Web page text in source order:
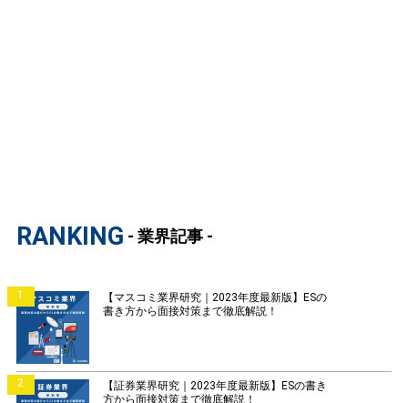
RANKING - 業界記事 -
1
【マスコミ業界研究｜2023年度最新版】ESの
書き方から面接対策まで徹底解説！
2
【証券業界研究｜2023年度最新版】ESの書き
方から面接対策まで徹底解説！